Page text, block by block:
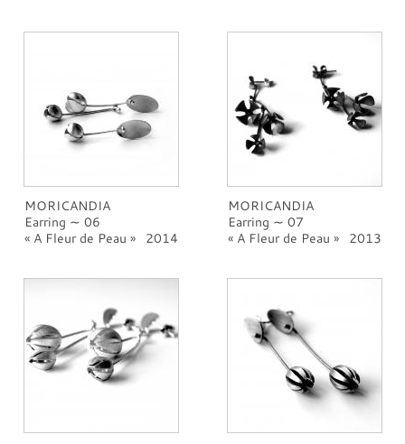
MORICANDIA
Earring ∼ 06
A Fleur de Peau
2014
MORICANDIA
Earring ∼ 07
A Fleur de Peau
2013